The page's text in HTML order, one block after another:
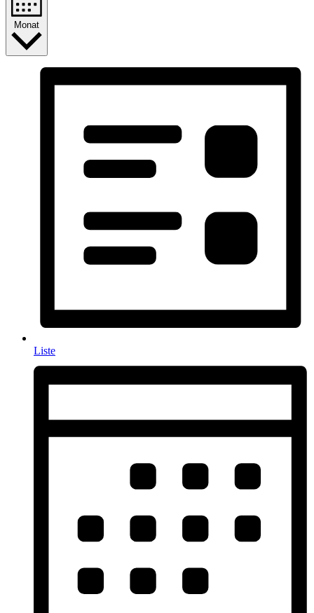
Monat
Liste